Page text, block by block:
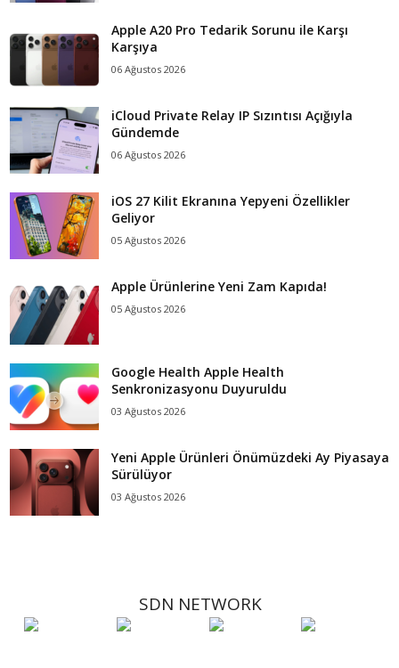
Apple A20 Pro Tedarik Sorunu ile Karşı
Karşıya
06 Ağustos 2026
iCloud Private Relay IP Sızıntısı Açığıyla
Gündemde
06 Ağustos 2026
iOS 27 Kilit Ekranına Yepyeni Özellikler
Geliyor
05 Ağustos 2026
Apple Ürünlerine Yeni Zam Kapıda!
05 Ağustos 2026
Google Health Apple Health
Senkronizasyonu Duyuruldu
03 Ağustos 2026
Yeni Apple Ürünleri Önümüzdeki Ay Piyasaya
Sürülüyor
03 Ağustos 2026
SDN NETWORK